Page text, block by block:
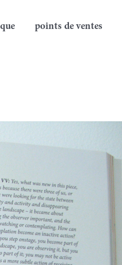
points de ventes